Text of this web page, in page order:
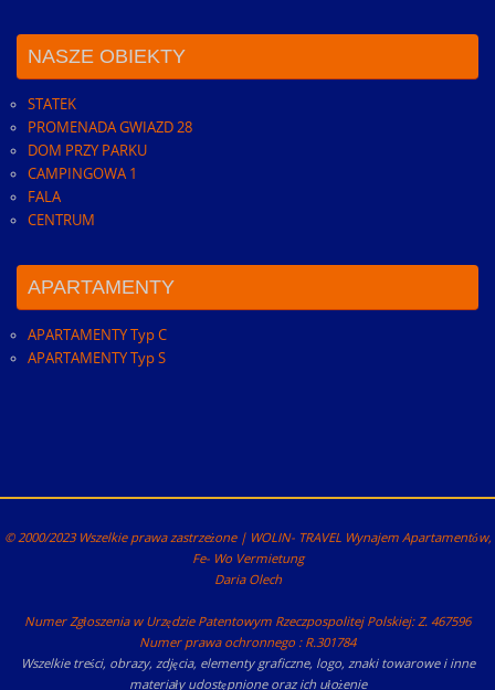
NASZE OBIEKTY
STATEK
PROMENADA GWIAZD 28
DOM PRZY PARKU
CAMPINGOWA 1
FALA
CENTRUM
APARTAMENTY
APARTAMENTY Typ C
APARTAMENTY Typ S
© 2000/2023 Wszelkie prawa zastrzeżone | WOLIN- TRAVEL Wynajem Apartamentów,
Fe- Wo Vermietung
Daria Olech
Numer Zgłoszenia w Urzędzie Patentowym Rzeczpospolitej Polskiej: Z. 467596
Numer prawa ochronnego : R.301784
Wszelkie treści, obrazy, zdjęcia, elementy graficzne, logo, znaki towarowe i inne
materiały udostępnione oraz ich ułożenie